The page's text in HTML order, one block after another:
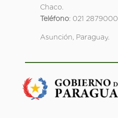
Chaco.
Teléfono: 021 2879000
Asunción, Paraguay.